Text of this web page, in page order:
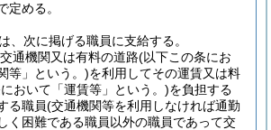
定める。
、次に掲げる職員に支給する。
通機関又は有料の道路(以下この条にお
等」という。)を利用してその運賃又は料
おいて「運賃等」という。)を負担する
る職員(交通機関等を利用しなければ通勤
く困難である職員以外の職員であって交